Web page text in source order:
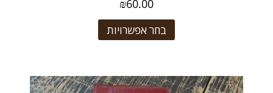
₪60.00
בחר אפשרויות